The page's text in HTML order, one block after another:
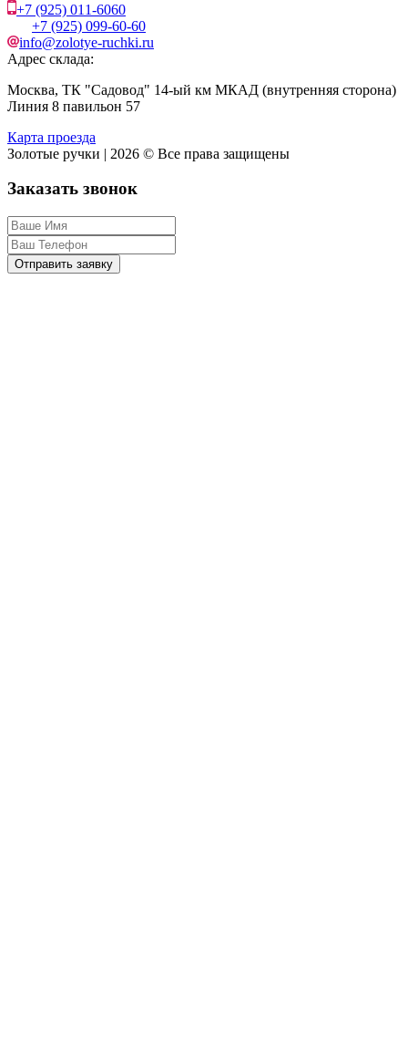
+7 (925) 011-6060
+7 (925) 099-60-60
info@zolotye-ruchki.ru
Адрес склада:
Москва, ТК "Садовод" 14-ый км МКАД (внутренняя сторона)
Линия 8 павильон 57
Карта проезда
Золотые ручки | 2026 © Все права защищены
Заказать звонок
Отправить заявку